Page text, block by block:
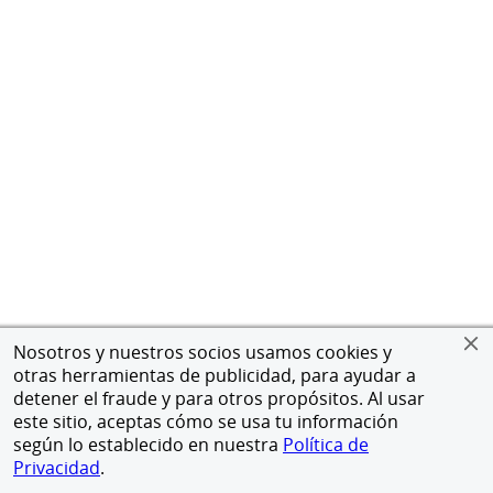
Nosotros y nuestros socios usamos cookies y
otras herramientas de publicidad, para ayudar a
detener el fraude y para otros propósitos. Al usar
este sitio, aceptas cómo se usa tu información
según lo establecido en nuestra Política de
Privacidad.